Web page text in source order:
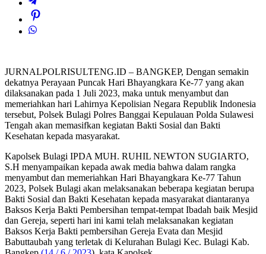
JURNALPOLRISULTENG.ID – BANGKEP, Dengan semakin
dekatnya Perayaan Puncak Hari Bhayangkara Ke-77 yang akan
dilaksanakan pada 1 Juli 2023, maka untuk menyambut dan
memeriahkan hari Lahirnya Kepolisian Negara Republik Indonesia
tersebut, Polsek Bulagi Polres Banggai Kepulauan Polda Sulawesi
Tengah akan memasifkan kegiatan Bakti Sosial dan Bakti
Kesehatan kepada masyarakat.
Kapolsek Bulagi IPDA MUH. RUHIL NEWTON SUGIARTO,
S.H menyampaikan kepada awak media bahwa dalam rangka
menyambut dan memeriahkan Hari Bhayangkara Ke-77 Tahun
2023, Polsek Bulagi akan melaksanakan beberapa kegiatan berupa
Bakti Sosial dan Bakti Kesehatan kepada masyarakat diantaranya
Baksos Kerja Bakti Pembersihan tempat-tempat Ibadah baik Mesjid
dan Gereja, seperti hari ini kami telah melaksanakan kegiatan
Baksos Kerja Bakti pembersihan Gereja Evata dan Mesjid
Babuttaubah yang terletak di Kelurahan Bulagi Kec. Bulagi Kab.